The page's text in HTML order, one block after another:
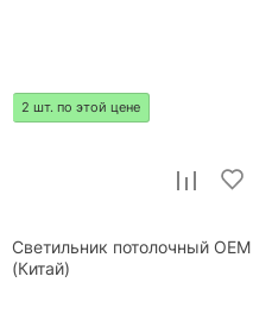
2 шт. по этой цене
Светильник потолочный OEM
(Китай)